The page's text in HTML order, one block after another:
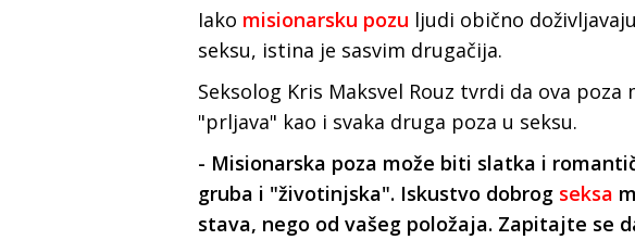
Iako misionarsku pozu ljudi obično
seksu, istina je sasvim drugačija.
Seksolog Kris Maksvel Rouz tvrdi da ova poza
"prljava" kao i svaka druga poza u seksu.
- Misionarska poza može biti slatka i
gruba i "životinjska". Iskustvo dobrog seksa
stava, nego od vašeg položaja. Zapitajte se